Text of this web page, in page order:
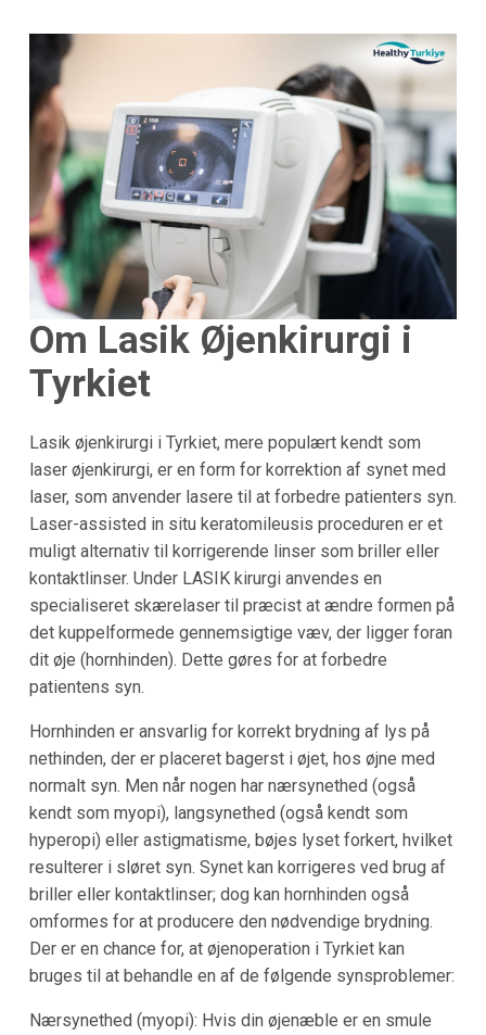
Om Lasik Øjenkirurgi i
Tyrkiet
Lasik øjenkirurgi i Tyrkiet, mere populært kendt som
laser øjenkirurgi, er en form for korrektion af synet med
laser, som anvender lasere til at forbedre patienters syn.
Laser-assisted in situ keratomileusis proceduren er et
muligt alternativ til korrigerende linser som briller eller
kontaktlinser. Under LASIK kirurgi anvendes en
specialiseret skærelaser til præcist at ændre formen på
det kuppelformede gennemsigtige væv, der ligger foran
dit øje (hornhinden). Dette gøres for at forbedre
patientens syn.
Hornhinden er ansvarlig for korrekt brydning af lys på
nethinden, der er placeret bagerst i øjet, hos øjne med
normalt syn. Men når nogen har nærsynethed (også
kendt som myopi), langsynethed (også kendt som
hyperopi) eller astigmatisme, bøjes lyset forkert, hvilket
resulterer i sløret syn. Synet kan korrigeres ved brug af
briller eller kontaktlinser; dog kan hornhinden også
omformes for at producere den nødvendige brydning.
Der er en chance for, at øjenoperation i Tyrkiet kan
bruges til at behandle en af de følgende synsproblemer:
Nærsynethed (myopi): Hvis din øjenæble er en smule